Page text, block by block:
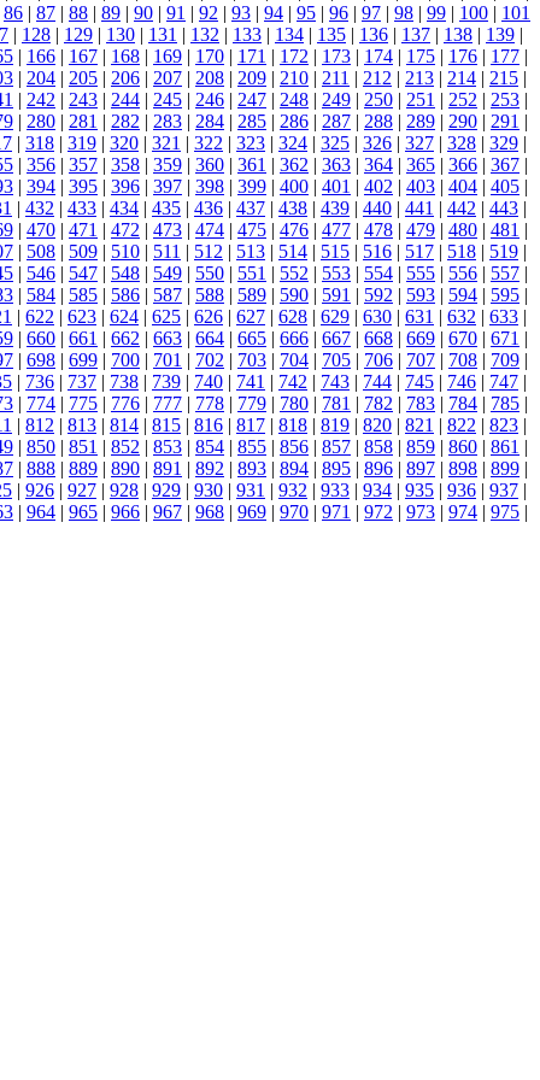
86 | 87 | 88 | 89 | 90 | 91 | 92 | 93 | 94 | 95 | 96 | 97 | 98 | 99 | 100 | 101
| 128 | 129 | 130 | 131 | 132 | 133 | 134 | 135 | 136 | 137 | 138 | 139 |
| 166 | 167 | 168 | 169 | 170 | 171 | 172 | 173 | 174 | 175 | 176 | 177 |
| 204 | 205 | 206 | 207 | 208 | 209 | 210 | 211 | 212 | 213 | 214 | 215 |
| 242 | 243 | 244 | 245 | 246 | 247 | 248 | 249 | 250 | 251 | 252 | 253 |
| 280 | 281 | 282 | 283 | 284 | 285 | 286 | 287 | 288 | 289 | 290 | 291 |
| 318 | 319 | 320 | 321 | 322 | 323 | 324 | 325 | 326 | 327 | 328 | 329 |
| 356 | 357 | 358 | 359 | 360 | 361 | 362 | 363 | 364 | 365 | 366 | 367 |
| 394 | 395 | 396 | 397 | 398 | 399 | 400 | 401 | 402 | 403 | 404 | 405 |
| 432 | 433 | 434 | 435 | 436 | 437 | 438 | 439 | 440 | 441 | 442 | 443 |
| 470 | 471 | 472 | 473 | 474 | 475 | 476 | 477 | 478 | 479 | 480 | 481 |
| 508 | 509 | 510 | 511 | 512 | 513 | 514 | 515 | 516 | 517 | 518 | 519 |
| 546 | 547 | 548 | 549 | 550 | 551 | 552 | 553 | 554 | 555 | 556 | 557 |
| 584 | 585 | 586 | 587 | 588 | 589 | 590 | 591 | 592 | 593 | 594 | 595 |
| 622 | 623 | 624 | 625 | 626 | 627 | 628 | 629 | 630 | 631 | 632 | 633 |
| 660 | 661 | 662 | 663 | 664 | 665 | 666 | 667 | 668 | 669 | 670 | 671 |
| 698 | 699 | 700 | 701 | 702 | 703 | 704 | 705 | 706 | 707 | 708 | 709 |
| 736 | 737 | 738 | 739 | 740 | 741 | 742 | 743 | 744 | 745 | 746 | 747 |
| 774 | 775 | 776 | 777 | 778 | 779 | 780 | 781 | 782 | 783 | 784 | 785 |
| 812 | 813 | 814 | 815 | 816 | 817 | 818 | 819 | 820 | 821 | 822 | 823 |
| 850 | 851 | 852 | 853 | 854 | 855 | 856 | 857 | 858 | 859 | 860 | 861 |
| 888 | 889 | 890 | 891 | 892 | 893 | 894 | 895 | 896 | 897 | 898 | 899 |
| 926 | 927 | 928 | 929 | 930 | 931 | 932 | 933 | 934 | 935 | 936 | 937 |
| 964 | 965 | 966 | 967 | 968 | 969 | 970 | 971 | 972 | 973 | 974 | 975 |